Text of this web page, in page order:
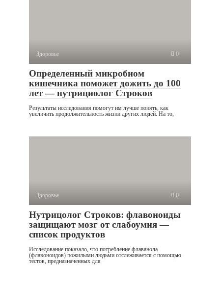
Здоровье 0
Определенный микробиом
кишечника поможет дожить до 100
лет — нутрициолог Строков
Результаты исследования помогут им лучше понять, как
увеличить продолжительность жизни других людей. На то,
Здоровье 0
Нутрицолог Строков: флавоноиды
защищают мозг от слабоумия —
список продуктов
Исследование показало, что потребление флаванола
(флавоноидов) пожилыми людьми отслеживается с помощью
тестов, предназначенных для